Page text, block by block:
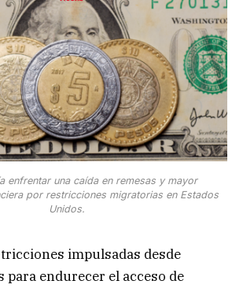
enfrentar una caída en remesas y mayor
por restricciones migratorias en Estados
Unidos.
impulsadas desde
para endurecer el acceso de